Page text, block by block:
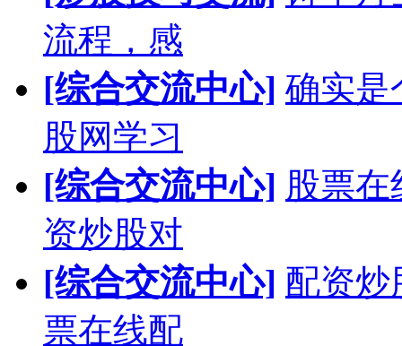
流程，感
[综合交流中心] 确实是
股网学习
[综合交流中心] 股票
资炒股对
[综合交流中心] 配资炒
票在线配